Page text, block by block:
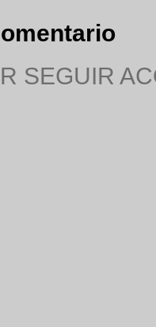
SEGUIR